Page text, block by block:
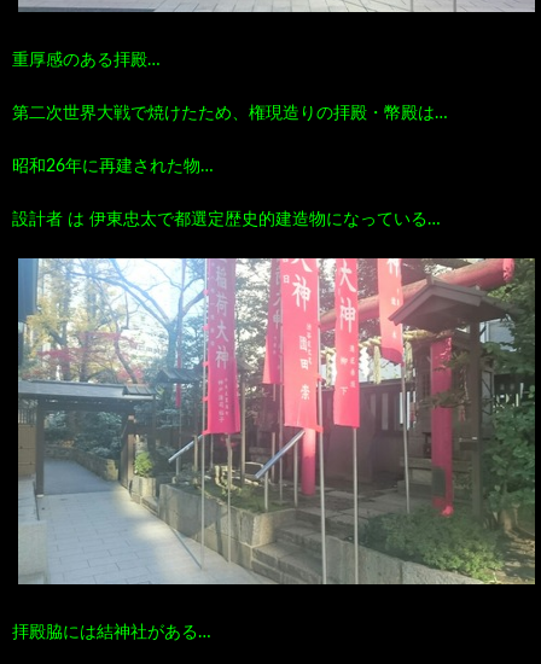
重厚感のある拝殿…
第二次世界大戦で焼けたため、権現造りの拝殿・幣殿は…
昭和26年に再建された物…
設計者 は 伊東忠太で都選定歴史的建造物になっている…
拝殿脇には結神社がある…